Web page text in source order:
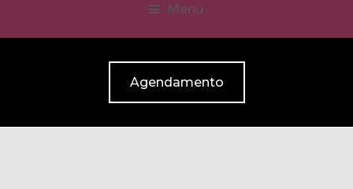
Menu
Agendamento